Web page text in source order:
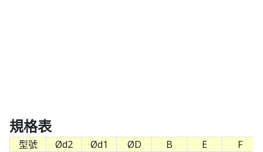
規格表
型號 Ød2 Ød1 ØD B E
F